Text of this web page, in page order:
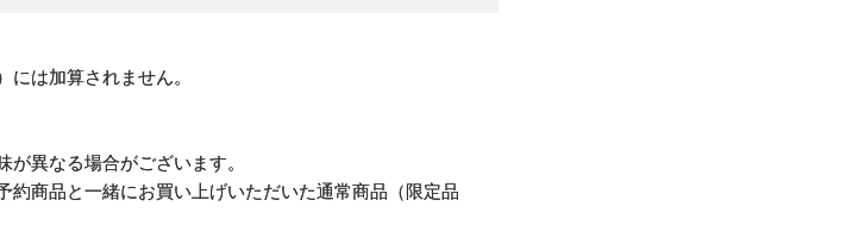
は加算されません。
異なる場合がございます。
商品と一緒にお買い上げいただいた通常商品（限定品